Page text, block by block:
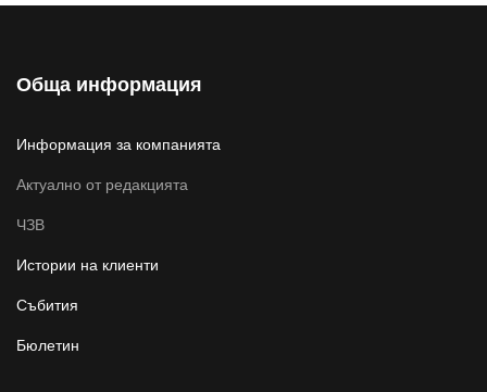
Обща информация
Информация за компанията
Актуално от редакцията
ЧЗВ
Истории на клиенти
Събития
Бюлетин